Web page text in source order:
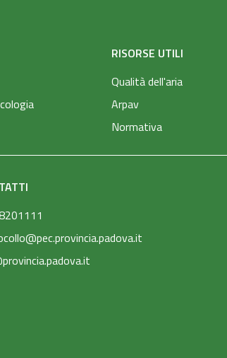
RISORSE UTILI
Qualità dell'aria
Arpav
Normativa